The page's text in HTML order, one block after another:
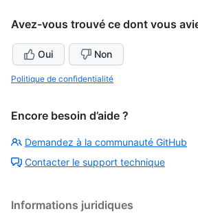
Avez-vous trouvé ce dont vous
Oui Non
Politique de confidentialité
Encore besoin d’aide ?
Demandez à la communauté GitHub
Contacter le support technique
Informations juridiques